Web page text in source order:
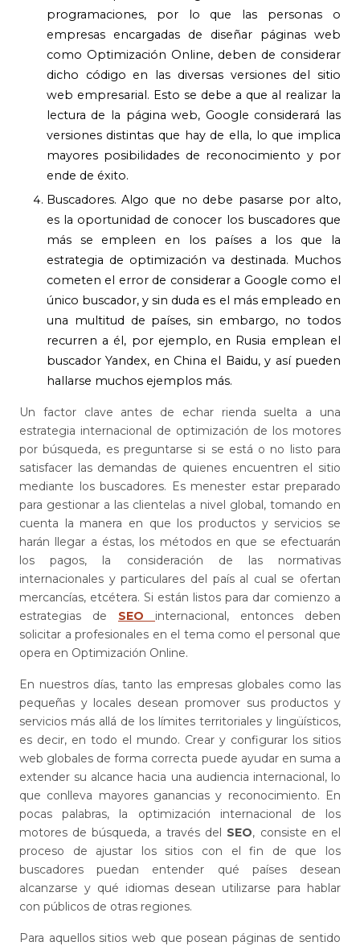
programaciones, por lo que las personas o
empresas encargadas de diseñar páginas web
como Optimización Online, deben de considerar
dicho código en las diversas versiones del sitio
web empresarial. Esto se debe a que al realizar la
lectura de la página web, Google considerará las
versiones distintas que hay de ella, lo que implica
mayores posibilidades de reconocimiento y por
ende de éxito.
Buscadores. Algo que no debe pasarse por alto,
es la oportunidad de conocer los buscadores que
más se empleen en los países a los que la
estrategia de optimización va destinada. Muchos
cometen el error de considerar a Google como el
único buscador, y sin duda es el más empleado en
una multitud de países, sin embargo, no todos
recurren a él, por ejemplo, en Rusia emplean el
buscador Yandex, en China el Baidu, y así pueden
hallarse muchos ejemplos más.
Un factor clave antes de echar rienda suelta a una
estrategia internacional de optimización de los motores
por búsqueda, es preguntarse si se está o no listo para
satisfacer las demandas de quienes encuentren el sitio
mediante los buscadores. Es menester estar preparado
para gestionar a las clientelas a nivel global, tomando en
cuenta la manera en que los productos y servicios se
harán llegar a éstas, los métodos en que se efectuarán
los pagos, la consideración de las normativas
internacionales y particulares del país al cual se ofertan
mercancías, etcétera. Si están listos para dar comienzo a
estrategias de SEO internacional, entonces deben
solicitar a profesionales en el tema como el personal que
opera en Optimización Online.
En nuestros días, tanto las empresas globales como las
pequeñas y locales desean promover sus productos y
servicios más allá de los límites territoriales y lingüísticos,
es decir, en todo el mundo. Crear y configurar los sitios
web globales de forma correcta puede ayudar en suma a
extender su alcance hacia una audiencia internacional, lo
que conlleva mayores ganancias y reconocimiento. En
pocas palabras, la optimización internacional de los
motores de búsqueda, a través del SEO, consiste en el
proceso de ajustar los sitios con el fin de que los
buscadores puedan entender qué países desean
alcanzarse y qué idiomas desean utilizarse para hablar
con públicos de otras regiones.
Para aquellos sitios web que posean páginas de sentido